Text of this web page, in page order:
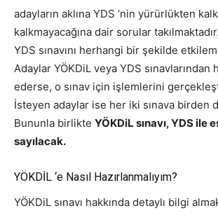
adayların aklına YDS ‘nin yürürlükten
kalkmayacağına dair sorular
YDS sınavını herhangi bir şekilde
Adaylar YÖKDiL veya YDS
ederse, o sınav için işlemlerini
İsteyen adaylar ise her iki sınava birden
Bununla birlikte YÖKDiL sınavı, YDS ile
sayılacak.
YÖKDİL ‘e Nasıl Hazırlanmalıyım?
YÖKDiL sınavı hakkında detaylı bilgi